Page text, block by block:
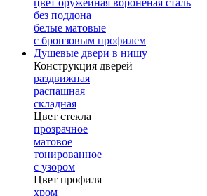
цвет оружейная вороненая сталь
без поддона
белые матовые
с бронзовым профилем
Душевые двери в нишу
Конструкция дверей
раздвижная
распашная
складная
Цвет стекла
прозрачное
матовое
тонированное
с узором
Цвет профиля
хром